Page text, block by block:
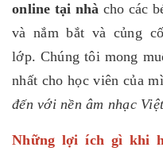
online tại nhà cho các
và nắm bắt và củng
lớp. Chúng tôi mong
nhất cho học viên của
đến với nền âm nhạc
Những lợi ích gì khi